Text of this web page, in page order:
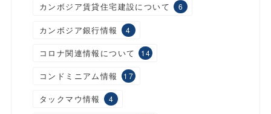
カンボジア賃貸住宅建設について 6
カンボジア銀行情報 4
コロナ関連情報について 14
コンドミニアム情報 17
タックマウ情報 4